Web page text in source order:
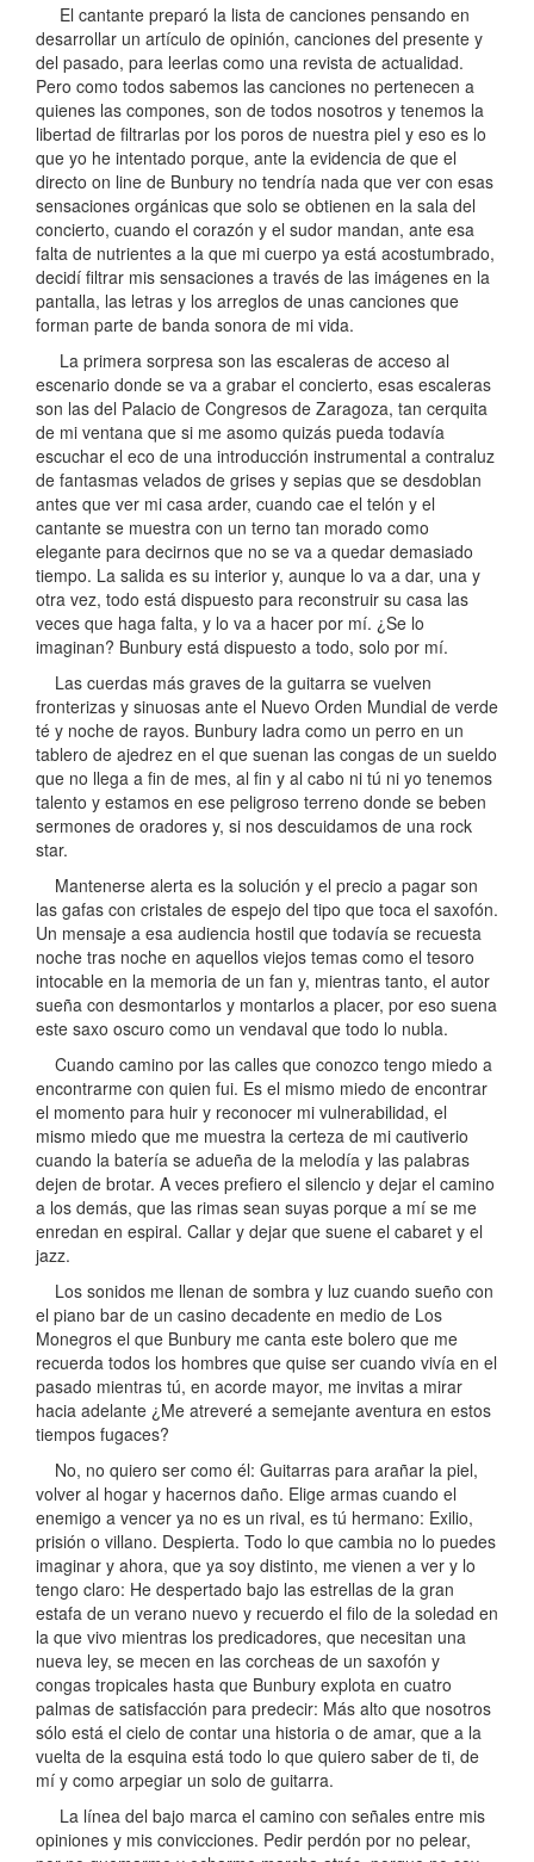
El cantante preparó la lista de canciones pensando en
desarrollar un artículo de opinión, canciones del presente y
del pasado, para leerlas como una revista de actualidad.
Pero como todos sabemos las canciones no pertenecen a
quienes las compones, son de todos nosotros y tenemos la
libertad de filtrarlas por los poros de nuestra piel y eso es lo
que yo he intentado porque, ante la evidencia de que el
directo on line de Bunbury no tendría nada que ver con esas
sensaciones orgánicas que solo se obtienen en la sala del
concierto, cuando el corazón y el sudor mandan, ante esa
falta de nutrientes a la que mi cuerpo ya está acostumbrado,
decidí filtrar mis sensaciones a través de las imágenes en la
pantalla, las letras y los arreglos de unas canciones que
forman parte de banda sonora de mi vida.
La primera sorpresa son las escaleras de acceso al
escenario donde se va a grabar el concierto, esas escaleras
son las del Palacio de Congresos de Zaragoza, tan cerquita
de mi ventana que si me asomo quizás pueda todavía
escuchar el eco de una introducción instrumental a contraluz
de fantasmas velados de grises y sepias que se desdoblan
antes que ver mi casa arder, cuando cae el telón y el
cantante se muestra con un terno tan morado como
elegante para decirnos que no se va a quedar demasiado
tiempo. La salida es su interior y, aunque lo va a dar, una y
otra vez, todo está dispuesto para reconstruir su casa las
veces que haga falta, y lo va a hacer por mí. ¿Se lo
imaginan? Bunbury está dispuesto a todo, solo por mí.
Las cuerdas más graves de la guitarra se vuelven
fronterizas y sinuosas ante el Nuevo Orden Mundial de verde
té y noche de rayos. Bunbury ladra como un perro en un
tablero de ajedrez en el que suenan las congas de un sueldo
que no llega a fin de mes, al fin y al cabo ni tú ni yo tenemos
talento y estamos en ese peligroso terreno donde se beben
sermones de oradores y, si nos descuidamos de una rock
star.
Mantenerse alerta es la solución y el precio a pagar son
las gafas con cristales de espejo del tipo que toca el saxofón.
Un mensaje a esa audiencia hostil que todavía se recuesta
noche tras noche en aquellos viejos temas como el tesoro
intocable en la memoria de un fan y, mientras tanto, el autor
sueña con desmontarlos y montarlos a placer, por eso suena
este saxo oscuro como un vendaval que todo lo nubla.
Cuando camino por las calles que conozco tengo miedo a
encontrarme con quien fui. Es el mismo miedo de encontrar
el momento para huir y reconocer mi vulnerabilidad, el
mismo miedo que me muestra la certeza de mi cautiverio
cuando la batería se adueña de la melodía y las palabras
dejen de brotar. A veces prefiero el silencio y dejar el camino
a los demás, que las rimas sean suyas porque a mí se me
enredan en espiral. Callar y dejar que suene el cabaret y el
jazz.
Los sonidos me llenan de sombra y luz cuando sueño con
el piano bar de un casino decadente en medio de Los
Monegros el que Bunbury me canta este bolero que me
recuerda todos los hombres que quise ser cuando vivía en el
pasado mientras tú, en acorde mayor, me invitas a mirar
hacia adelante ¿Me atreveré a semejante aventura en estos
tiempos fugaces?
No, no quiero ser como él: Guitarras para arañar la piel,
volver al hogar y hacernos daño. Elige armas cuando el
enemigo a vencer ya no es un rival, es tú hermano: Exilio,
prisión o villano. Despierta. Todo lo que cambia no lo puedes
imaginar y ahora, que ya soy distinto, me vienen a ver y lo
tengo claro: He despertado bajo las estrellas de la gran
estafa de un verano nuevo y recuerdo el filo de la soledad en
la que vivo mientras los predicadores, que necesitan una
nueva ley, se mecen en las corcheas de un saxofón y
congas tropicales hasta que Bunbury explota en cuatro
palmas de satisfacción para predecir: Más alto que nosotros
sólo está el cielo de contar una historia o de amar, que a la
vuelta de la esquina está todo lo que quiero saber de ti, de
mí y como arpegiar un solo de guitarra.
La línea del bajo marca el camino con señales entre mis
opiniones y mis convicciones. Pedir perdón por no pelear,